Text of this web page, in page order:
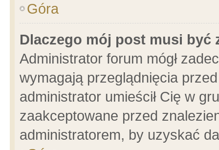
Góra
Dlaczego mój post musi być
Administrator forum mógł
wymagają przeglądnięcia
administrator umieścił Cię w
zaakceptowane przed
administratorem, by uzyskać